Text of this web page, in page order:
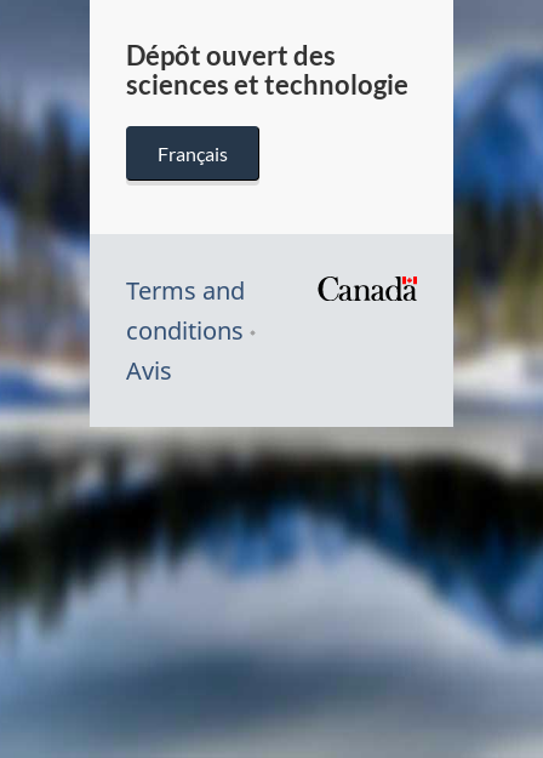
Dépôt ouvert des
sciences et technologie
Français
Terms and
conditions
Avis
Symbole
du
Canada